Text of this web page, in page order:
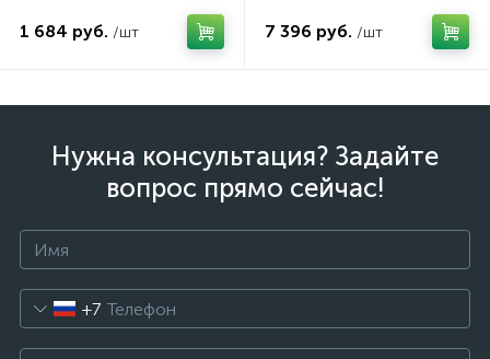
1 684 руб. /шт 7 396 руб. /шт
Нужна консультация? Задайте
вопрос прямо сейчас!
+7